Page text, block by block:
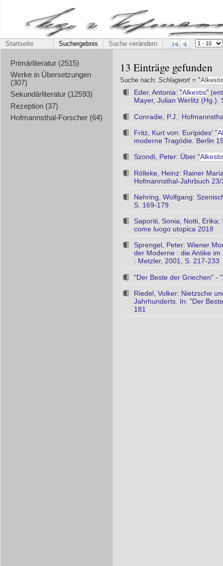
Startseite Suchergebnis Suche verändern
Primärliteratur (2515)
Werke in Übersetzungen
(307)
Sekundärliteratur (12593)
Rezeption (37)
Hofmannsthal-Forscher (64)
13 Einträge gefunden
Suche nach: Schlagwort = "
Eder, Antonia: "Alkestis"
Mayer, Julian Werlitz (Hg.).
Conradie, P.J.:
Fritz, Kurt von: Euripides' "
moderne Tragödie. Berlin
Szondi, Peter: Über "
Rölleke, Heinz: Rainer
Hofmannsthal-Jahrbuch
Nehring, Wolfgang:
S. 169-179
Saporiti, Sonia; Notti,
come luogo utopica 2018
Sprengel, Peter: Wiener
der Moderne : die Antike
: Metzler, 2001, S. 217-233
"Der Beste der Griechen" -
Riedel, Volker: Nietzsche
Jahrhunderts. In: "Der
181